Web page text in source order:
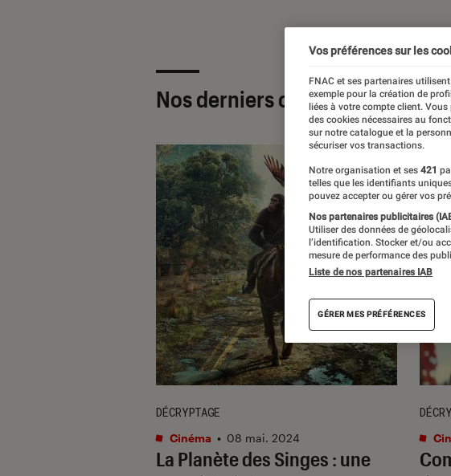
Nos derniers contenus
La Planète des Singes : une
DÉCRYPTAGE
Cinéma • 08 mai. 2024
Vos préférences sur les
FNAC et ses partenaires
exemple pour la création de
liées à votre compte client.
des cookies nécessaires au
sur notre catalogue et la
sécuriser vos transactions.
Notre organisation et ses 421
telles que les identifiants
pouvez accepter ou gérer vos
Nos partenaires publicitaires
Utiliser des données de
l’identification. Stocker et/ou
mesure de performance des
Liste de nos partenaires IAB
GÉRER MES PRÉFÉRENCES